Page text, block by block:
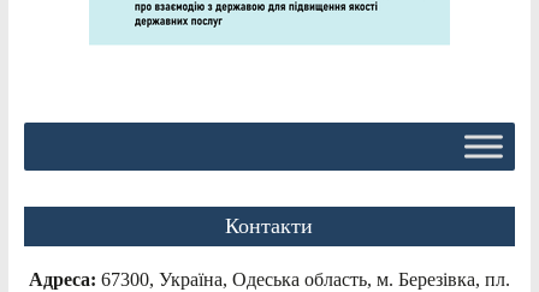
Контакти
Адреса: 67300, Україна, Одеська область, м. Березівка, пл.